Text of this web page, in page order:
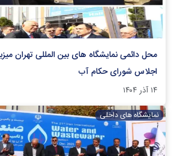
محل دائمی نمایشگاه های بین المللی تهران
اجلاس شورای حکام آب
۱۴ آذر ۱۴۰۴
نمایشگاه های داخلی